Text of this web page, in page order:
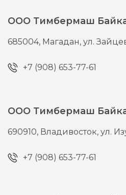
ООО Тимбермаш
685004, Магадан,ул.
+7 (908) 653-77-61
ООО Тимбермаш
690910, Владивосток,ул.
+7 (908) 653-77-61